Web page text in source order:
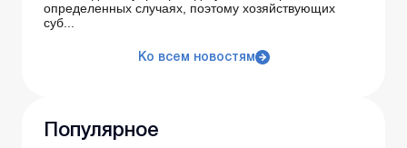
определенных случаях, поэтому хозяйствующих
суб...
Ко всем новостям
Популярное